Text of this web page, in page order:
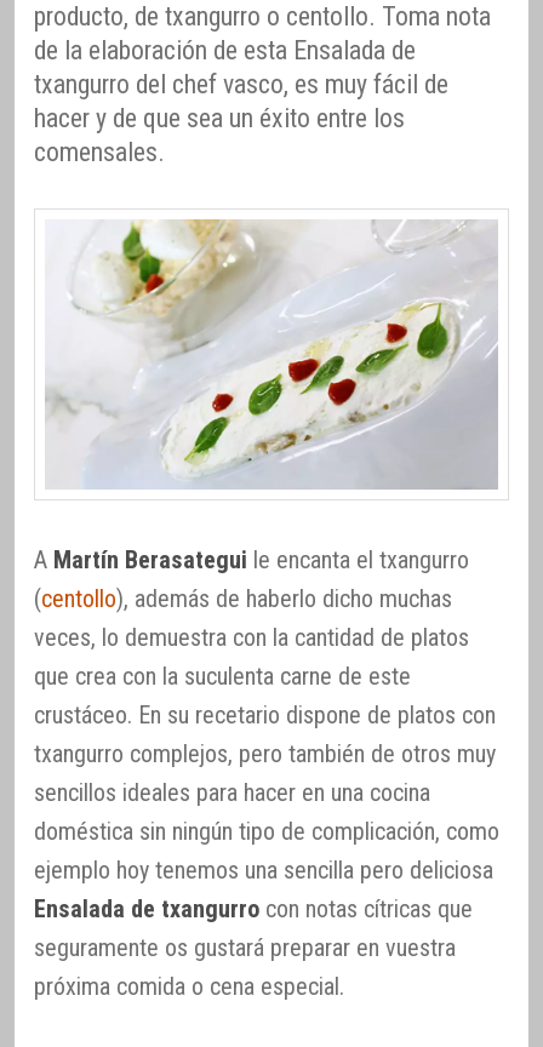
producto, de txangurro o centollo. Toma nota
de la elaboración de esta Ensalada de
txangurro del chef vasco, es muy fácil de
hacer y de que sea un éxito entre los
comensales.
A Martín Berasategui le encanta el txangurro
(centollo), además de haberlo dicho muchas
veces, lo demuestra con la cantidad de platos
que crea con la suculenta carne de este
crustáceo. En su recetario dispone de platos con
txangurro complejos, pero también de otros muy
sencillos ideales para hacer en una cocina
doméstica sin ningún tipo de complicación, como
ejemplo hoy tenemos una sencilla pero deliciosa
Ensalada de txangurro con notas cítricas que
seguramente os gustará preparar en vuestra
próxima comida o cena especial.